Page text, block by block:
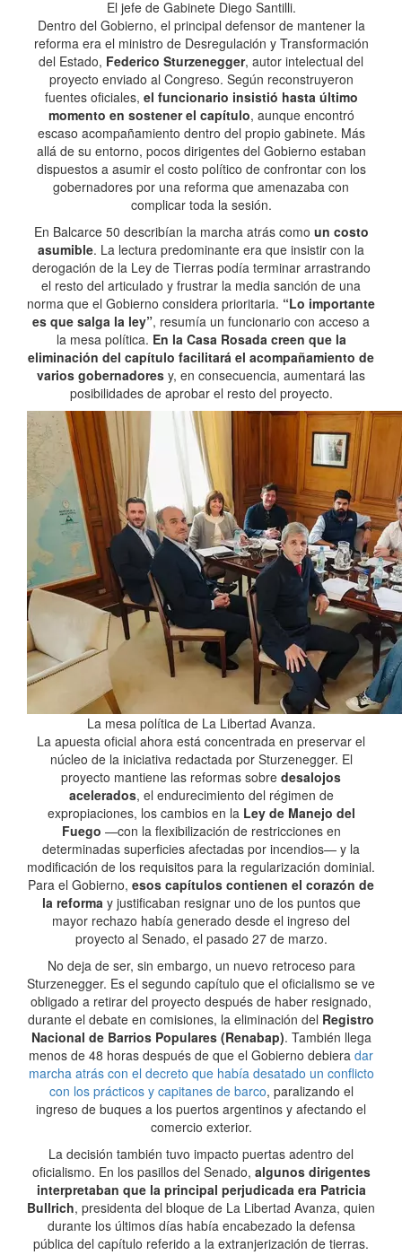
El jefe de Gabinete Diego Santilli.
Dentro del Gobierno, el principal defensor de mantener la
reforma era el ministro de Desregulación y Transformación
del Estado, Federico Sturzenegger, autor intelectual del
proyecto enviado al Congreso. Según reconstruyeron
fuentes oficiales, el funcionario insistió hasta último
momento en sostener el capítulo, aunque encontró
escaso acompañamiento dentro del propio gabinete. Más
allá de su entorno, pocos dirigentes del Gobierno estaban
dispuestos a asumir el costo político de confrontar con los
gobernadores por una reforma que amenazaba con
complicar toda la sesión.
En Balcarce 50 describían la marcha atrás como un costo
asumible. La lectura predominante era que insistir con la
derogación de la Ley de Tierras podía terminar arrastrando
el resto del articulado y frustrar la media sanción de una
norma que el Gobierno considera prioritaria. “Lo importante
es que salga la ley”, resumía un funcionario con acceso a
la mesa política. En la Casa Rosada creen que la
eliminación del capítulo facilitará el acompañamiento de
varios gobernadores y, en consecuencia, aumentará las
posibilidades de aprobar el resto del proyecto.
La mesa política de La Libertad Avanza.
La apuesta oficial ahora está concentrada en preservar el
núcleo de la iniciativa redactada por Sturzenegger. El
proyecto mantiene las reformas sobre desalojos
acelerados, el endurecimiento del régimen de
expropiaciones, los cambios en laLey de Manejo del
Fuego —con la flexibilización de restricciones en
determinadas superficies afectadas por incendios— y la
modificación de los requisitos para la regularización dominial.
Para el Gobierno, esos capítulos contienen el corazón de
la reforma y justificaban resignar uno de los puntos que
mayor rechazo había generado desde el ingreso del
proyecto al Senado, el pasado 27 de marzo.
No deja de ser, sin embargo, un nuevo retroceso para
Sturzenegger. Es el segundo capítulo que el oficialismo se ve
obligado a retirar del proyecto después de haber resignado,
durante el debate en comisiones, la eliminación del Registro
Nacional de Barrios Populares (Renabap). También llega
menos de 48 horas después de que el Gobierno debiera dar
marcha atrás con el decreto que había desatado un conflicto
con los prácticos y capitanes de barco, paralizando el
ingreso de buques a los puertos argentinos y afectando el
comercio exterior.
La decisión también tuvo impacto puertas adentro del
oficialismo. En los pasillos del Senado, algunos dirigentes
interpretaban que la principal perjudicada era Patricia
Bullrich, presidenta del bloque de La Libertad Avanza, quien
durante los últimos días había encabezado la defensa
pública del capítulo referido a la extranjerización de tierras.